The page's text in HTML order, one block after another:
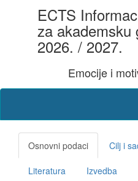
ECTS
za akademsku
2026. / 2027.
Emocije i
Osnovni podaci Cilj i
Literatura Izvedba